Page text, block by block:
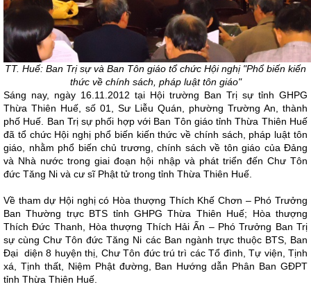
TT. Huế: Ban Trị sự và Ban Tôn giáo tổ chức Hội nghị "Phổ biến kiến
thức về chính sách, pháp luật tôn giáo"
Sáng nay, ngày 16.11.2012 tại Hội trường Ban Trị sự tỉnh GHPG
Thừa Thiên Huế, số 01, Sư Liễu Quán, phường Trường An, thành
phố Huế. Ban Trị sự phối hợp với Ban Tôn giáo tỉnh Thừa Thiên Huế
đã tổ chức Hội nghị phổ biến kiến thức về chính sách, pháp luật tôn
giáo, nhằm phổ biến chủ trương, chính sách về tôn giáo của Đảng
và Nhà nước trong giai đoạn hội nhập và phát triển đến Chư Tôn
đức Tăng Ni và cư sĩ Phật tử trong tỉnh Thừa Thiên Huế.
Về tham dự Hội nghị có Hòa thượng Thích Khế Chơn – Phó Trưởng
Ban Thường trực BTS tỉnh GHPG Thừa Thiên Huế; Hòa thượng
Thích Đức Thanh, Hòa thượng Thích Hải Ấn – Phó Trưởng Ban Trị
sự cùng Chư Tôn đức Tăng Ni các Ban ngành trực thuộc BTS, Ban
Đại diện 8 huyện thị, Chư Tôn đức trú trì các Tổ đình, Tự viện, Tịnh
xá, Tịnh thất, Niệm Phật đường, Ban Hướng dẫn Phân Ban GĐPT
tỉnh Thừa Thiên Huế.